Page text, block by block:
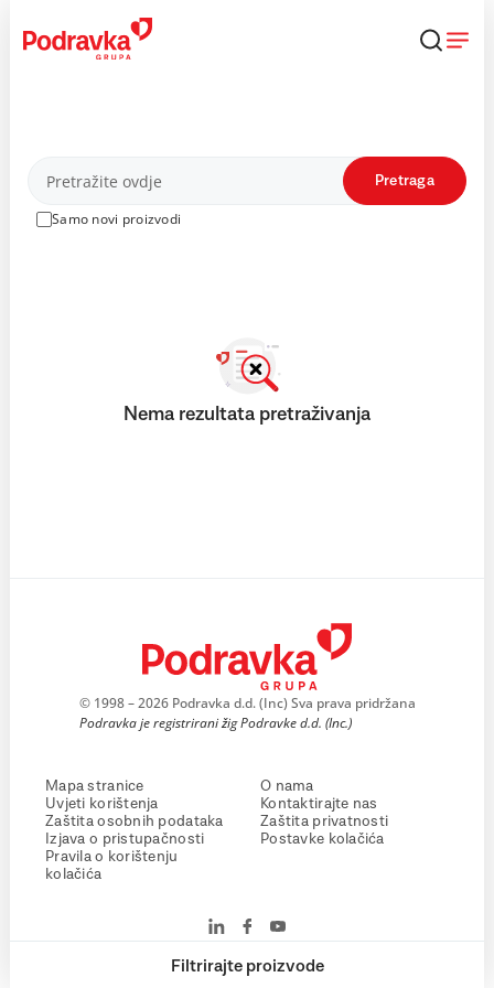
content
Proizvodi
Samo novi proizvodi
Pretraga
Filtrirajte proizvode
Nema rezultata pretraživanja
© 1998 – 2026 Podravka d.d. (Inc) Sva prava pridržana
Podravka je registrirani žig Podravke d.d. (Inc.)
Mapa stranice
Uvjeti korištenja
Zaštita osobnih podataka
Izjava o pristupačnosti
Pravila o korištenju
kolačića
O nama
Kontaktirajte nas
Zaštita privatnosti
Postavke kolačića